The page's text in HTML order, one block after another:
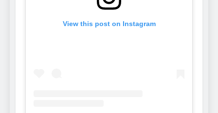
View this post on Instagram